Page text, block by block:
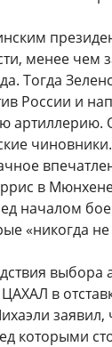
менее чем
Тогда
России и
в
началом
«никогда
выбора
в
заявил,
которыми